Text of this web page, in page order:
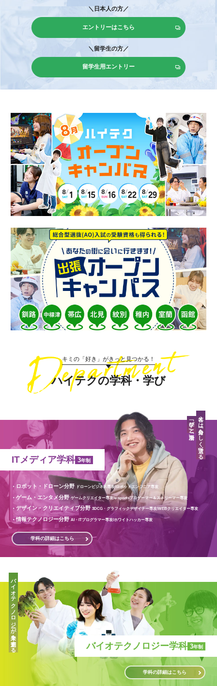
＼日本人の方／
エントリーはこちら
＼留学生の方／
留学生用エントリー
キミの「好き」がきっと見つかる！
ハイテクの学科・学び
ITメディア学科 3年制
ロボット・ドローン分野 ドローンビジネス専攻/ロボットエンジニア専攻
ゲーム・エンタメ分野ゲームクリエイター専攻/e-sportsプロゲーマー＆ストリーマー専攻
デザイン・クリエイティブ分野3DCG・グラフィックデザイナー専攻/WEBクリエイター専攻
情報テクノロジー分野AI・ITプログラマー専攻/ホワイトハッカー専攻
学科の詳細はこちら
答えは「自分らしく」選べる
「学び」と「場所」
バイオテクノロジー学科 3年制
学科の詳細はこちら
バイオテクノロジーが未来を創造する